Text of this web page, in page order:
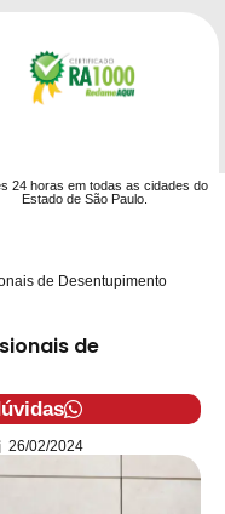
24 horas em todas as cidades do
Estado de São Paulo.
de Desentupimento
de
26/02/2024